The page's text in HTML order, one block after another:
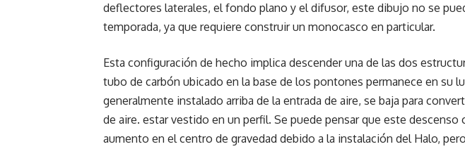
deflectores laterales, el fondo plano y el difusor, este dibujo no se
temporada, ya que requiere construir un monocasco en particular.
Esta configuración de hecho implica descender una de las dos
tubo de carbón ubicado en la base de los pontones permanece en su
generalmente instalado arriba de la entrada de aire, se baja para
de aire. estar vestido en un perfil. Se puede pensar que este descenso
aumento en el centro de gravedad debido a la instalación del Halo,